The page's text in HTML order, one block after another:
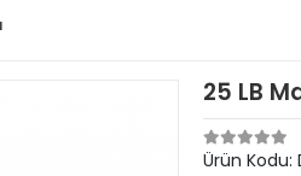
25 LB
Ürün Kodu: